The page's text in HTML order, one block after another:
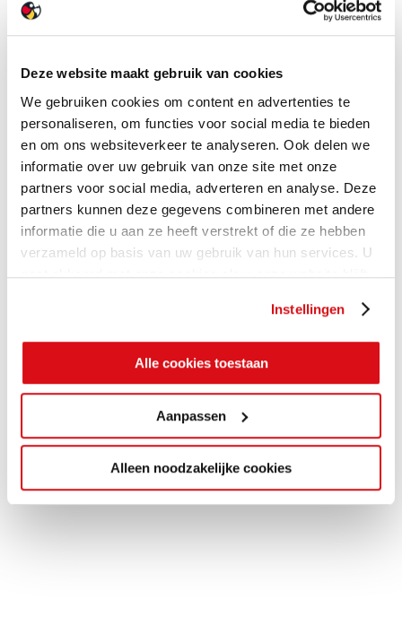
Deze website maakt gebruik van cookies
We gebruiken cookies om content en advertenties te
personaliseren, om functies voor social media te bieden
en om ons websiteverkeer te analyseren. Ook delen we
informatie over uw gebruik van onze site met onze
partners voor social media, adverteren en analyse. Deze
partners kunnen deze gegevens combineren met andere
informatie die u aan ze heeft verstrekt of die ze hebben
verzameld op basis van uw gebruik van hun services. U
gaat akkoord met onze cookies als u onze website blijft
Instellingen
Alle cookies toestaan
Aanpassen
Alleen noodzakelijke cookies